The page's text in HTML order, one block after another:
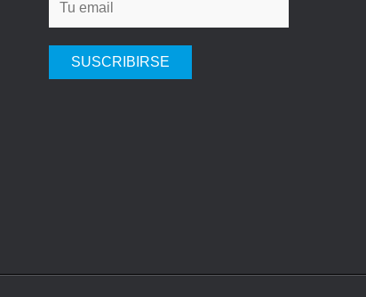
SUSCRIBIRSE